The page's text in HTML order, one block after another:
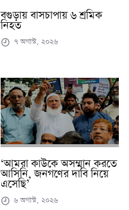
বগুড়ায় বাসচাপায় ৬ শ্রমিক
নিহত
৭ অগাস্ট, ২০২৬
‘আমরা কাউকে অসম্মান করতে
আসিনি, জনগণের দাবি নিয়ে
এসেছি’
৬ অগাস্ট, ২০২৬